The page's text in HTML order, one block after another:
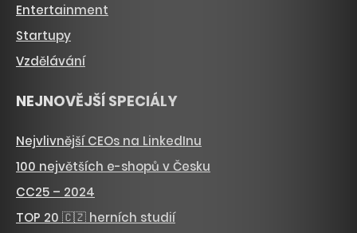
Entertainment
Startupy
Vzdělávání
NEJNOVĚJŠÍ SPECIÁLY
Nejvlivnější CEOs na LinkedInu
100 největších e-shopů v Česku
CC25 – 2024
TOP 20 🇨🇿 herních studií